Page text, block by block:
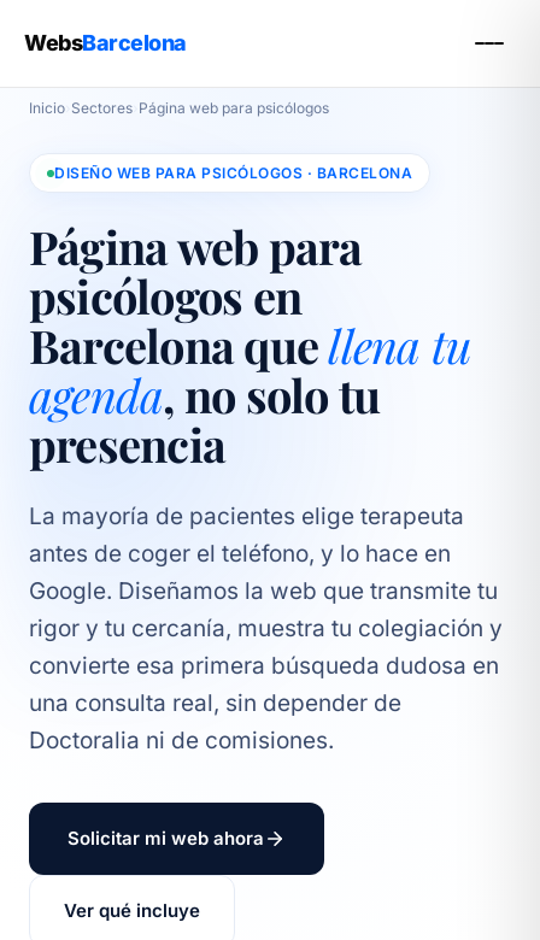
WebsBarcelona
Inicio Sectores Página web para psicólogos
DISEÑO WEB PARA PSICÓLOGOS · BARCELONA
Página web para
psicólogos en
Barcelona quellena tu
agenda, no solo tu
presencia
La mayoría de pacientes elige terapeuta
antes de coger el teléfono, y lo hace en
Google. Diseñamos la web que transmite tu
rigor y tu cercanía, muestra tu colegiación y
convierte esa primera búsqueda dudosa en
una consulta real, sin depender de
Doctoralia ni de comisiones.
Solicitar mi web ahora
Ver qué incluye